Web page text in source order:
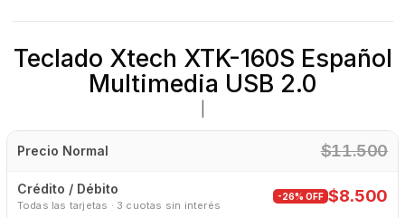
Teclado Xtech XTK-160S Español
Multimedia USB 2.0
Precio Normal $11.500
Crédito / Débito
Todas las tarjetas · 3 cuotas sin interés
-26% OFF $8.500